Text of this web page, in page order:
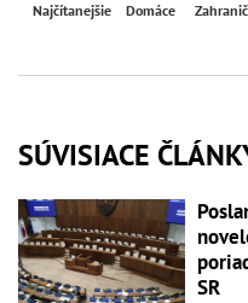
Najčítanejšie Domáce
SÚVISIACE
SR